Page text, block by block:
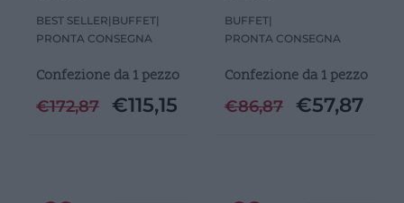
BEST SELLER| BUFFET|
PRONTA CONSEGNA
Confezione da 1 pezzo
€172,87 €115,15
BUFFET|
PRONTA CONSEGNA
Confezione da 1 pezzo
€86,87 €57,87